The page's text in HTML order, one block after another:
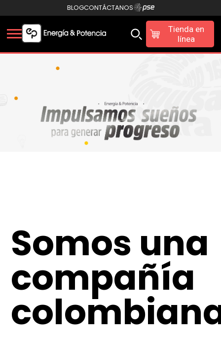
BLOGCONTÁCTANOS
Tienda en
línea
Somos una
compañía